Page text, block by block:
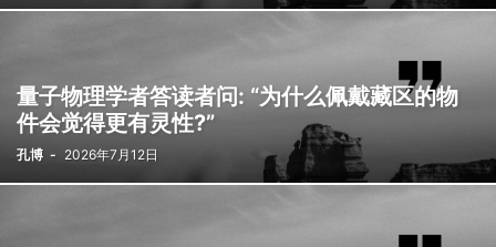
量子物理学者答读者问: “为什么佩戴藏区的物
件会觉得更有灵性?”
孔博 - 2026年7月12日